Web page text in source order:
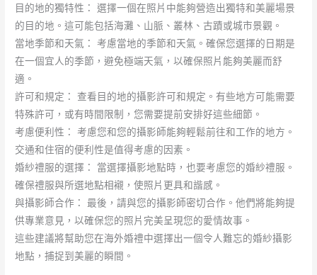
目的地的獨特性： 選擇一個在照片中能夠營造出獨特和美麗場景
的目的地。這可能包括海灘、山脈、叢林、古蹟或城市景觀。
當地季節和天氣： 考慮當地的季節和天氣。確保您選擇的日期是
在一個宜人的季節，避免極端天氣，以確保照片能夠美麗而舒
適。
許可和規定： 查看目的地的攝影許可和規定。有些地方可能需要
特殊許可，或有時間限制，您需要提前安排好這些細節。
考慮便利性： 考慮您和您的攝影師能夠輕鬆前往和工作的地方。
交通和住宿的便利性是值得考慮的因素。
婚紗禮服的選擇： 當選擇攝影地點時，也要考慮您的婚紗禮服。
確保禮服與所選地點相襯，使照片更具和諧感。
與攝影師合作： 最後，請與您的攝影師密切合作。他們將能夠提
供專業意見，以確保您的照片完美呈現您的愛情故事。
這些建議將幫助您在海外婚禮中選擇出一個令人難忘的婚紗攝影
地點，捕捉到美麗的瞬間。